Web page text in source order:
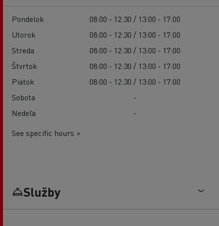
Pondelok
08:00 - 12:30 / 13:00 - 17:00
Utorok
08:00 - 12:30 / 13:00 - 17:00
Streda
08:00 - 12:30 / 13:00 - 17:00
Štvrtok
08:00 - 12:30 / 13:00 - 17:00
Piatok
08:00 - 12:30 / 13:00 - 17:00
Sobota
-
Nedeľa
-
See specific hours >
Služby